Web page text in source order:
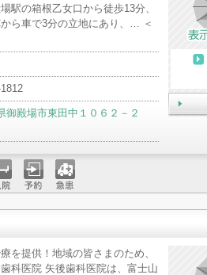
駅の箱根乙女口から徒歩13分、
ら車で3分の立地にあり、… ＜
御殿場市東田中１０６２－２
予約 急患
を提供！地域の皆さまのため、
科医院 矢後歯科医院は、富士山